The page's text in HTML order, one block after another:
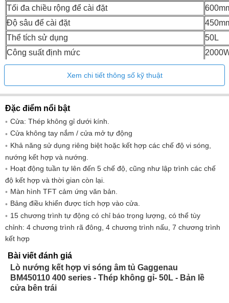
Tối đa chiều rộng để cài đặt
Độ sâu để cài đặt
Thể tích sử dụng
50L
Công suất định mức
Xem chi tiết thông số kỹ thuật
Đặc điểm nổi bật
Cửa: Thép không gỉ dưới kính.
Cửa không tay nắm / cửa mở tự động
Khả năng sử dụng riêng biệt hoặc kết hợp các chế độ vi sóng,
nướng kết hợp và nướng.
Hoạt động tuần tự lên đến 5 chế độ, cũng như lập trình các chế
độ kết hợp và thời gian còn lại.
Màn hình TFT cảm ứng văn bản.
Bảng điều khiển được tích hợp vào cửa.
15 chương trình tự động có chỉ báo trọng lượng, có thể tùy
chỉnh: 4 chương trình rã đông, 4 chương trình nấu, 7 chương trình
kết hợp
Bài viết đánh giá
Lò nướng kết hợp vi sóng âm tủ Gaggenau
BM450110 400 series - Thép không gỉ- 50L - Bản lề
cửa bên trái